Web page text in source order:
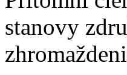
stanovy